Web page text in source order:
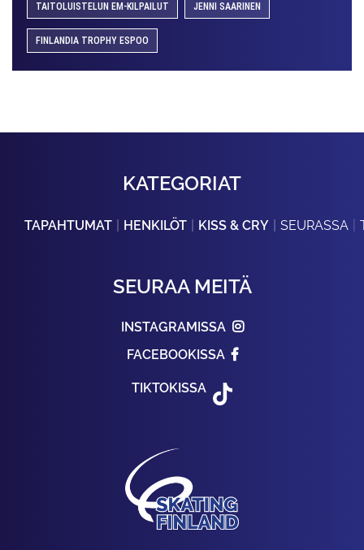
TAITOLUISTELUN EM-KILPAILUT JENNI SAARINEN
FINLANDIA TROPHY ESPOO
KATEGORIAT
TAPAHTUMAT HENKILÖT KISS & CRY SEURASSA
SEURAA MEITÄ
INSTAGRAMISSA
FACEBOOKISSA
TIKTOKISSA